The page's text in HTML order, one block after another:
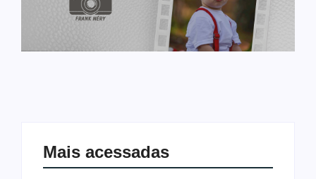
Mais acessadas